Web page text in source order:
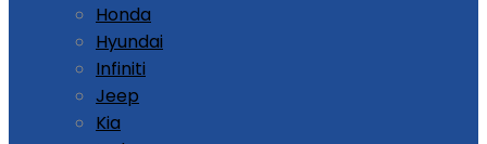
Honda
Hyundai
Infiniti
Jeep
Kia